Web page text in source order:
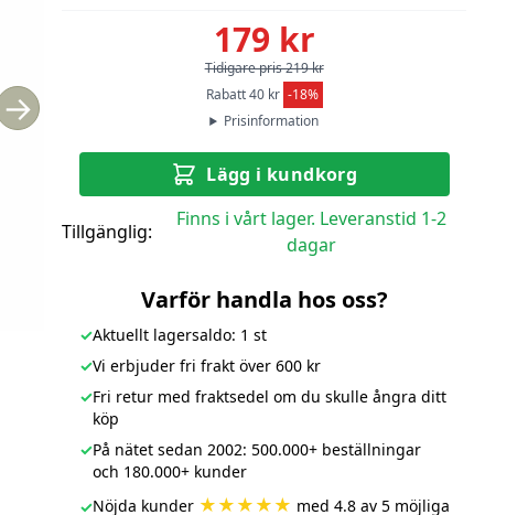
→
179 kr
Tidigare pris 219 kr
Rabatt 40 kr -18%
Prisinformation
Lägg i kundkorg
Tillgänglig:
Finns i vårt lager. Leveranstid 1-2
dagar
Varför handla hos oss?
✓Aktuellt lagersaldo: 1 st
✓Vi erbjuder fri frakt över 600 kr
✓Fri retur med fraktsedel om du skulle ångra ditt
köp
✓På nätet sedan 2002: 500.000+ beställningar
och 180.000+ kunder
✓Nöjda kunder ★★★★★ med 4.8 av 5 möjliga